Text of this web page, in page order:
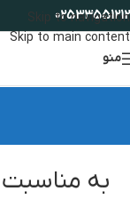
Skip to navigation
Skip to main content
02533551212
منو
به مناسبت